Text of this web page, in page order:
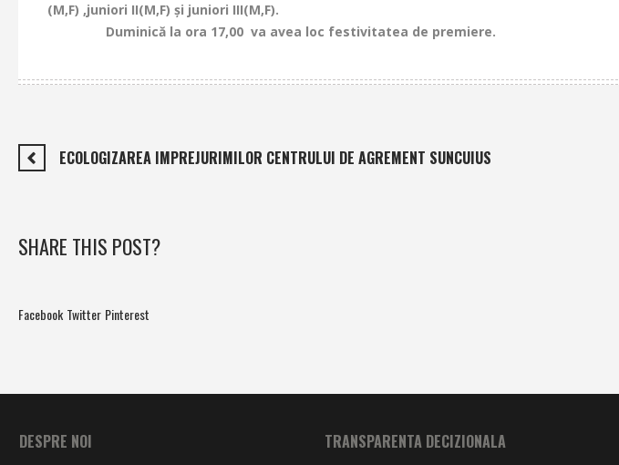
(M,F) ,juniori II(M,F) şi juniori III(M,F).
Duminică la ora 17,00 va avea loc festivitatea de premiere.
ECOLOGIZAREA IMPREJURIMILOR CENTRULUI DE AGREMENT SUNCUIUS
SHARE THIS POST?
Facebook Twitter Pinterest
DESPRE NOI TRANSPARENTA DECIZIONALA